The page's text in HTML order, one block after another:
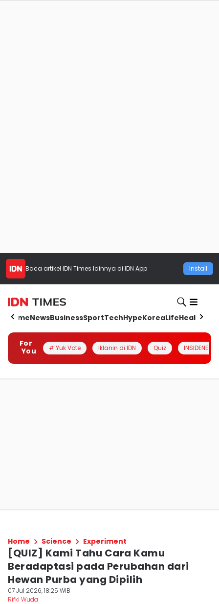
Baca artikel IDN Times lainnya di IDN App Install
HomeNewsBusinessSportTechHypeKoreaLifeHealth
For
You
# Yuk Vote Iklanin di IDN Quiz INSIDENESIA
Home Science Experiment
[QUIZ] Kami Tahu Cara Kamu
Beradaptasi pada Perubahan dari
Hewan Purba yang Dipilih
07 Jul 2026, 18:25 WIB
Rifki Wuda